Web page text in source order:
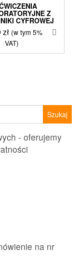
Z
CYFROWEJ
zł (w tym 5%
VAT)
- oferujemy
na nr